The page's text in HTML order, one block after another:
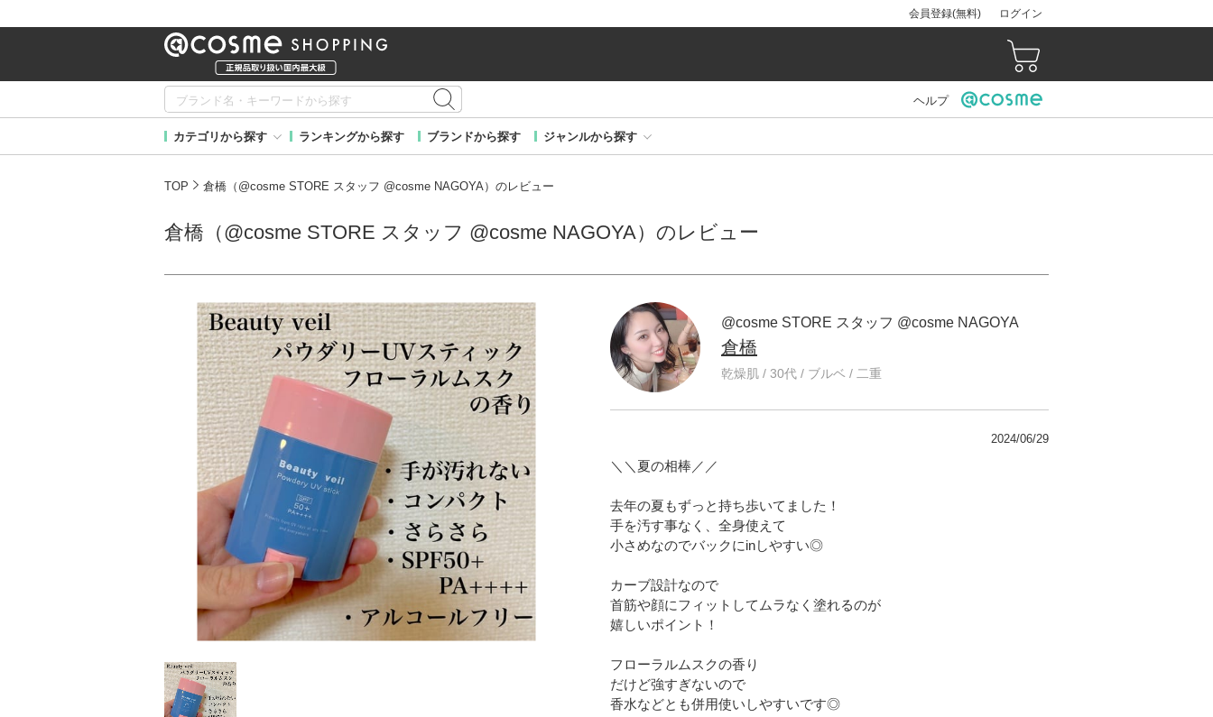
会員登録(無料) ログイン
ヘルプ
カテゴリから探す ランキングから探す ブランドから探す ジャンルから探す
TOP 倉橋（@cosme STORE スタッフ @cosme NAGOYA）のレビュー
倉橋（@cosme STORE スタッフ @cosme NAGOYA）のレビュー
@cosme STORE スタッフ @cosme NAGOYA
倉橋
乾燥肌 / 30代 / ブルベ / 二重
2024/06/29
＼＼夏の相棒／／
去年の夏もずっと持ち歩いてました！
手を汚す事なく、全身使えて
小さめなのでバックにinしやすい◎
カーブ設計なので
首筋や顔にフィットしてムラなく塗れるのが
嬉しいポイント！
フローラルムスクの香り
だけど強すぎないので
香水などとも併用使いしやすいです◎